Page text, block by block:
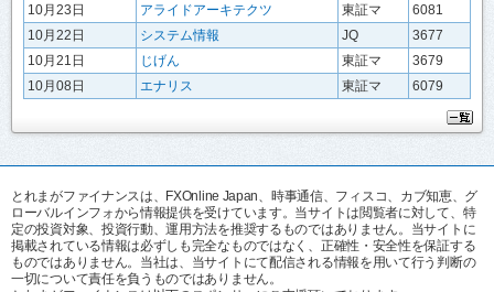
10月23日
アライドアーキテクツ 東証マ
6081
10月22日
システム情報 JQ
3677
10月21日
じげん 東証マ
3679
10月08日
エナリス 東証マ 6079
とれまがファイナンスは、FXOnline Japan、時事通信、フィスコ、カブ知恵、グ
ローバルインフォから情報提供を受けています。当サイトは閲覧者に対して、特
定の投資対象、投資行動、運用方法を推奨するものではありません。当サイトに
掲載されている情報は必ずしも完全なものではなく、正確性・安全性を保証する
ものではありません。当社は、当サイトにて配信される情報を用いて行う判断の
一切について責任を負うものではありません。